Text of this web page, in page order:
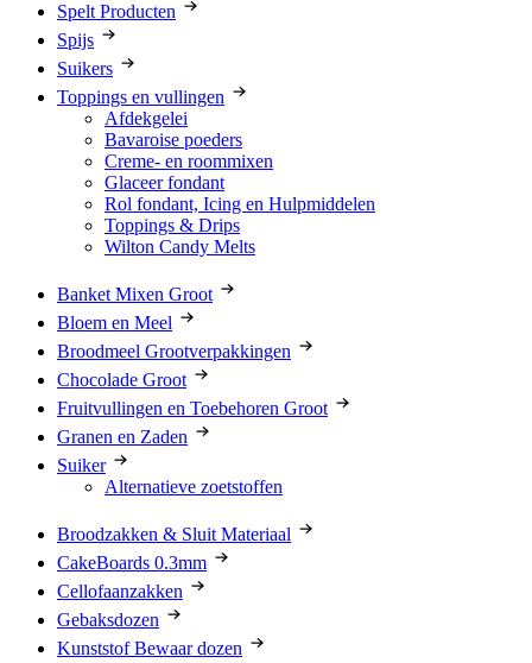
Spelt Producten
Spijs
Suikers
Toppings en vullingen
Afdekgelei
Bavaroise poeders
Creme- en roommixen
Glaceer fondant
Rol fondant, Icing en Hulpmiddelen
Toppings & Drips
Wilton Candy Melts
Banket Mixen Groot
Bloem en Meel
Broodmeel Grootverpakkingen
Chocolade Groot
Fruitvullingen en Toebehoren Groot
Granen en Zaden
Suiker
Alternatieve zoetstoffen
Broodzakken & Sluit Materiaal
CakeBoards 0.3mm
Cellofaanzakken
Gebaksdozen
Kunststof Bewaar dozen